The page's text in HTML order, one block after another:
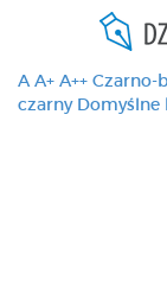
A A+ A++ Czarno-
czarny Domyślne